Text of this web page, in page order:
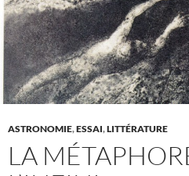
ASTRONOMIE,ESSAI,LITTÉRATURE
LA